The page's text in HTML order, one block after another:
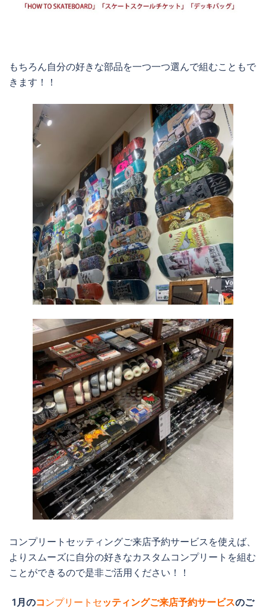
もちろん自分の好きな部品を一つ一つ選んで組むこともで
きます！！
コンプリートセッティングご来店予約サービスを使えば、
よりスムーズに自分の好きなカスタムコンプリートを組む
ことができるので是非ご活用ください！！
1月のコ ンプリートセッティングご来店予約サービスのご